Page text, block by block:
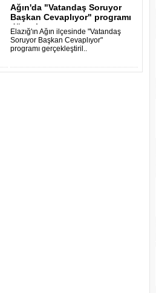
Ağın'da "Vatandaş Soruyor
Başkan Cevaplıyor" programı
düzenl..
Elazığ'ın Ağın ilçesinde "Vatandaş
Soruyor Başkan Cevaplıyor"
programı gerçekleştiril..